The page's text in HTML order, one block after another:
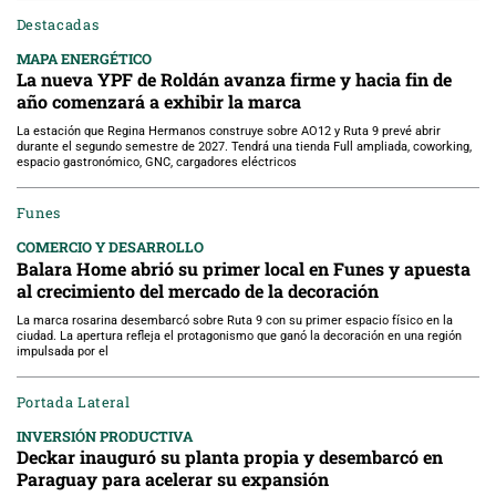
Destacadas
MAPA ENERGÉTICO
La nueva YPF de Roldán avanza firme y hacia fin de
año comenzará a exhibir la marca
La estación que Regina Hermanos construye sobre AO12 y Ruta 9 prevé abrir
durante el segundo semestre de 2027. Tendrá una tienda Full ampliada, coworking,
espacio gastronómico, GNC, cargadores eléctricos
Funes
COMERCIO Y DESARROLLO
Balara Home abrió su primer local en Funes y apuesta
al crecimiento del mercado de la decoración
La marca rosarina desembarcó sobre Ruta 9 con su primer espacio físico en la
ciudad. La apertura refleja el protagonismo que ganó la decoración en una región
impulsada por el
Portada Lateral
INVERSIÓN PRODUCTIVA
Deckar inauguró su planta propia y desembarcó en
Paraguay para acelerar su expansión